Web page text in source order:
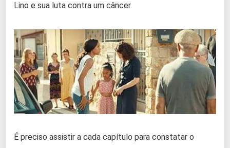
Lino e sua luta contra um câncer.
É preciso assistir a cada capítulo para constatar o